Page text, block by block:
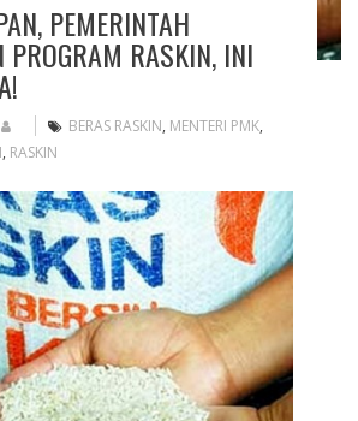
PEMERINTAH
PROGRAM RASKIN, INI
BERAS RASKIN, MENTERI PMK,
, RASKIN